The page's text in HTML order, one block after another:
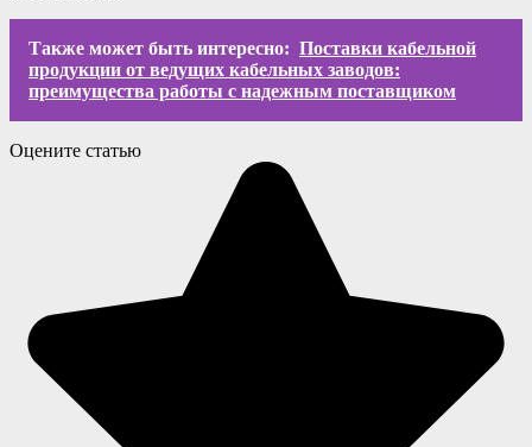
Также может быть интересно: Поставки кабельной
продукции от ведущих кабельных заводов:
преимущества работы с надежным поставщиком
Оцените статью